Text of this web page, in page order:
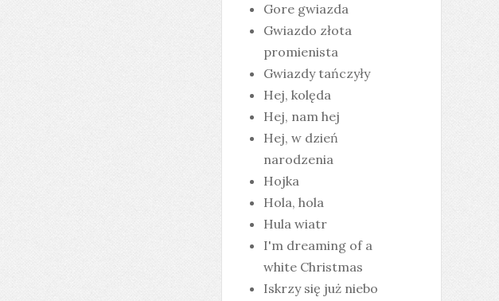
Gore gwiazda
Gwiazdo złota
promienista
Gwiazdy tańczyły
Hej, kolęda
Hej, nam hej
Hej, w dzień
narodzenia
Hojka
Hola, hola
Hula wiatr
I'm dreaming of a
white Christmas
Iskrzy się już niebo